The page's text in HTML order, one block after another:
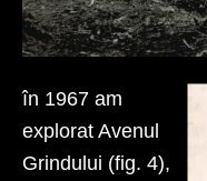
în 1967 am
explorat Avenul
Grindului (fig. 4),